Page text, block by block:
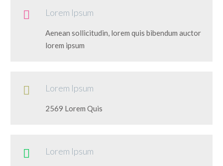
 Lorem Ipsum
Aenean sollicitudin, lorem quis bibendum auctor
lorem ipsum
 Lorem Ipsum
2569 Lorem Quis
 Lorem Ipsum